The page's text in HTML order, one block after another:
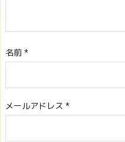
名前 *
メールアドレス *